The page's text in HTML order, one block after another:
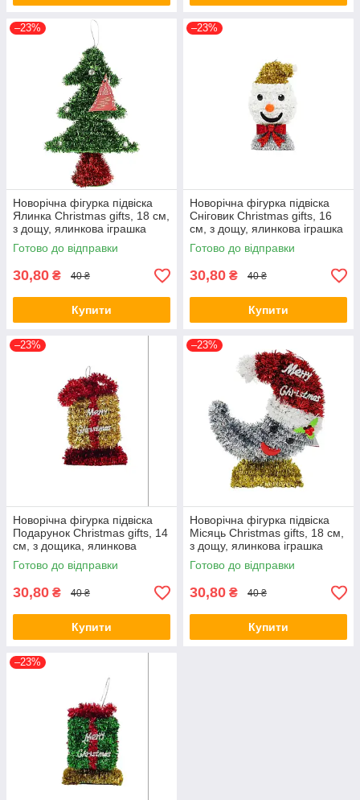
–23%
Новорічна фігурка підвіска
Ялинка Christmas gifts, 18 см,
з дощу, ялинкова іграшка
Готово до відправки
30,80 ₴ 40 ₴
Купити
–23%
Новорічна фігурка підвіска
Сніговик Christmas gifts, 16
см, з дощу, ялинкова іграшка
Готово до відправки
30,80 ₴ 40 ₴
Купити
–23%
Новорічна фігурка підвіска
Подарунок Christmas gifts, 14
см, з дощика, ялинкова
іграшка
Готово до відправки
30,80 ₴ 40 ₴
Купити
–23%
Новорічна фігурка підвіска
Місяць Christmas gifts, 18 см,
з дощу, ялинкова іграшка
Готово до відправки
30,80 ₴ 40 ₴
Купити
–23%